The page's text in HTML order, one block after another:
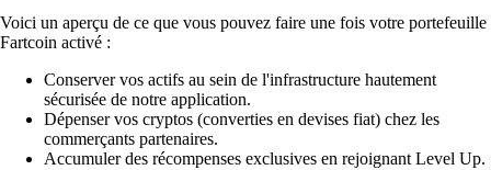
Voici un aperçu de ce que vous pouvez faire une fois votre portefeuille
Fartcoin activé :
Conserver vos actifs au sein de l'infrastructure hautement
sécurisée de notre application.
Dépenser vos cryptos (converties en devises fiat) chez les
commerçants partenaires.
Accumuler des récompenses exclusives en rejoignant Level Up.